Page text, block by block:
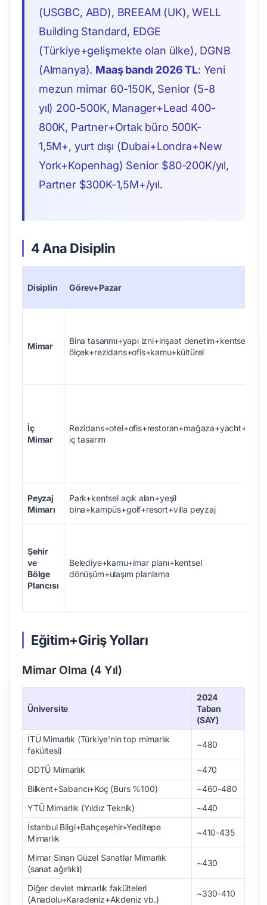
(USGBC, ABD), BREEAM (UK), WELL
Building Standard, EDGE
(Türkiye+gelişmekte olan ülke), DGNB
(Almanya). Maaş bandı 2026 TL: Yeni
mezun mimar 60-150K, Senior (5-8
yıl) 200-500K, Manager+Lead 400-
800K, Partner+Ortak büro 500K-
1,5M+, yurt dışı (Dubai+Londra+New
York+Kopenhag) Senior $80-200K/yıl,
Partner $300K-1,5M+/yıl.
4 Ana Disiplin
Disiplin Görev+Pazar
Mimar
Bina tasarımı+yapı izni+inşaat denetim+kentsel
ölçek+rezidans+ofis+kamu+kültürel
İç
Mimar
Rezidans+otel+ofis+restoran+mağaza+yacht+VIP
iç tasarım
Peyzaj
Mimarı
Park+kentsel açık alan+yeşil
bina+kampüs+golf+resort+villa peyzaj
Şehir
ve
Bölge
Plancısı
Belediye+kamu+imar planı+kentsel
dönüşüm+ulaşım planlama
Eğitim+Giriş Yolları
Mimar Olma (4 Yıl)
Üniversite
2024
Taban
(SAY)
İTÜ Mimarlık (Türkiye'nin top mimarlık
fakültesi)
~480
ODTÜ Mimarlık
~470
Bilkent+Sabancı+Koç (Burs %100)
~460-480
YTÜ Mimarlık (Yıldız Teknik)
~440
İstanbul Bilgi+Bahçeşehir+Yeditepe
Mimarlık
~410-435
Mimar Sinan Güzel Sanatlar Mimarlık
(sanat ağırlıklı)
~430
Diğer devlet mimarlık fakülteleri
(Anadolu+Karadeniz+Akdeniz vb.)
~330-410